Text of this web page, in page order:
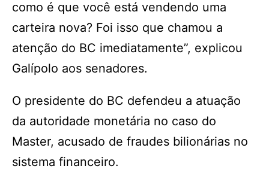
como é que você está vendendo uma
carteira nova? Foi isso que chamou a
atenção do BC imediatamente”, explicou
Galípolo aos senadores.
O presidente do BC defendeu a atuação
da autoridade monetária no caso do
Master, acusado de fraudes bilionárias no
sistema financeiro.